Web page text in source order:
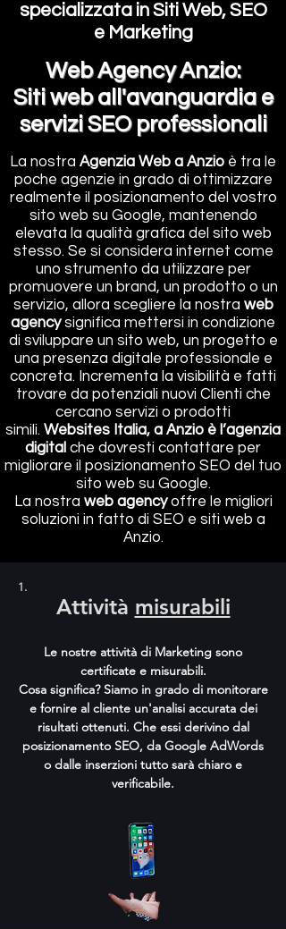
specializzata in Siti Web, SEO
e Marketing
Web Agency Anzio:
Siti web all'avanguardia e
servizi SEO professionali
La nostra Agenzia Web a Anzio è tra le
poche agenzie in grado di ottimizzare
realmente il posizionamento del vostro
sito web su Google, mantenendo
elevata la qualità grafica del sito web
stesso. Se si considera internet come
uno strumento da utilizzare per
promuovere un brand, un prodotto o un
servizio, allora scegliere la nostra web
agencysignifica mettersi in condizione
di sviluppare un sito web, un progetto e
una presenza digitale professionale e
concreta. Incrementa la visibilità e fatti
trovare da potenziali nuovi Clienti che
cercano servizi o prodotti
simili. Websites Italia, a Anzio è l’agenzia
digital che dovresti contattare per
migliorare il posizionamento SEO del tuo
sito web su Google.
La nostra web agencyoffre le migliori
soluzioni in fatto di SEO e siti web a
Anzio.
1.
Attività misurabili
Le nostre attività di Marketing sono
certificate e misurabili.
Cosa significa? Siamo in grado di monitorare
e fornire al cliente un'analisi accurata dei
risultati ottenuti. Che essi derivino dal
posizionamento SEO, da Google AdWords
o dalle inserzioni tutto sarà chiaro e
verificabile.